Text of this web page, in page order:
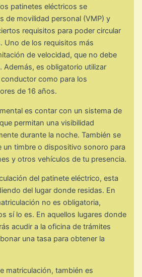
patinetes eléctricos se
de movilidad personal (VMP) y
requisitos para poder circular
Uno de los requisitos más
de velocidad, que no debe
Además, es obligatorio utilizar
como para los
de 16 años.
es contar con un sistema de
permitan una visibilidad
durante la noche. También se
un timbre o dispositivo sonoro para
y otros vehículos de tu presencia.
del patinete eléctrico, esta
del lugar donde residas. En
no es obligatoria,
sí lo es. En aquellos lugares donde
acudir a la oficina de trámites
una tasa para obtener la
matriculación, también es